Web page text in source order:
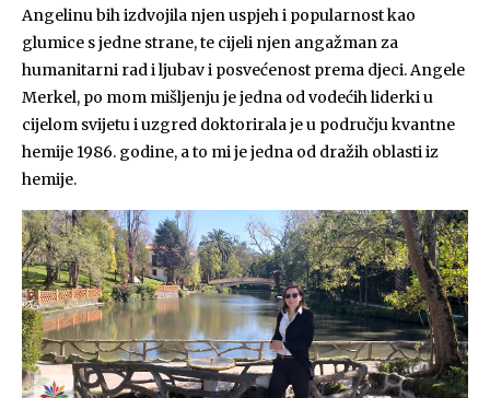
Angelinu bih izdvojila njen uspjeh i popularnost kao
glumice s jedne strane, te cijeli njen angažman za
humanitarni rad i ljubav i posvećenost prema djeci. Angele
Merkel, po mom mišljenju je jedna od vodećih liderki u
cijelom svijetu i uzgred doktorirala je u području kvantne
hemije 1986. godine, a to mi je jedna od dražih oblasti iz
hemije.